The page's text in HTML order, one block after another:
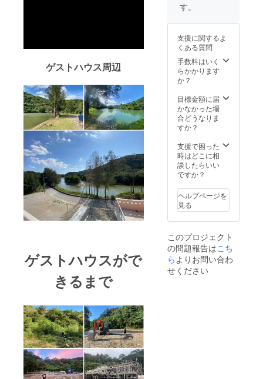
ゲストハウス周辺
ゲストハウスがで
きるまで
タオ
ル、宿
泊セッ
ト ・
イン
ター
境
：無料
wi-fi
３.予約
方法：
ご予約
はプロ
ト終了
ルにて
調整さ
せてい
ただき
ます。
下記注
意事項
性専用
所）
事処ま
たや
営業時
間
15:00(L
O14:30)
17:00〜
23:00(
フード
LO22:0
ンの更
定して
おりま
す。更
新時期
は未定
が、ご
相談さ
せてい
ただい
で部屋
を更新
させて
いただ
と思い
ます。
ご理解
とご協
どよろ
しくお
願いい
たしま
す。
す。
支援に関するよ
くある質問
手数料はいく
らかかります
か？
目標金額に届
かなかった場
合どうなりま
すか？
支援で困った
時はどこに相
談したらいい
ですか？
ヘルプページを
見る
このプロジェクト
の問題報告はこち
らよりお問い合わ
せください